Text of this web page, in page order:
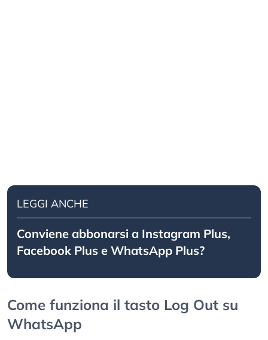
LEGGI ANCHE
Conviene abbonarsi a Instagram Plus,
Facebook Plus e WhatsApp Plus?
Come funziona il tasto Log Out su
WhatsApp